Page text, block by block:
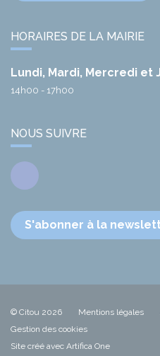
HORAIRES DE LA MAIRIE
Lundi, Mardi, Mercredi et
14h00 - 17h00
NOUS SUIVRE
Facebook
S'abonner à la
© Citou 2026 Mentions légales
Gestion des cookies
Site créé avec Artifica One